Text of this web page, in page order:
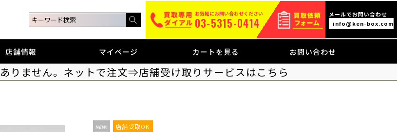
お気軽にお問い合わせください
03-5315-0414
メールでお問い合わせ
info@ken-box.com
店舗情報 マイページ カートを見る お問い合わせ
りません。ネットで注文⇒店舗受け取りサービスはこちら
店舗受取OK